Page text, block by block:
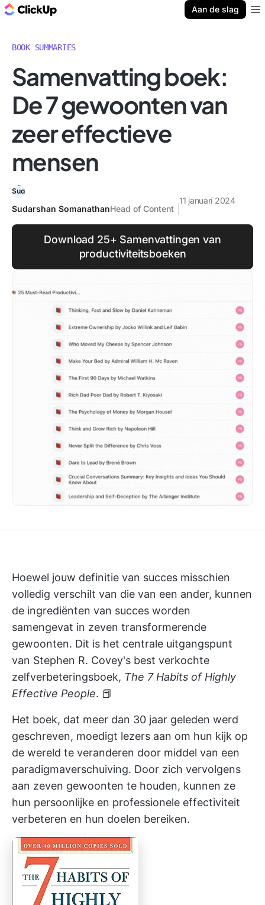
Aan de slag
BOOK SUMMARIES
Samenvatting boek:
De 7 gewoonten van
zeer effectieve
mensen
Sudarshan SomanathanHead of Content
11 januari 2024
Download 25+ Samenvattingen van
productiviteitsboeken
Hoewel jouw definitie van succes misschien
volledig verschilt van die van een ander, kunnen
de ingrediënten van succes worden
samengevat in zeven transformerende
gewoonten. Dit is het centrale uitgangspunt
van Stephen R. Covey's best verkochte
zelfverbeteringsboek, The 7 Habits of Highly
Effective People. 📕
Het boek, dat meer dan 30 jaar geleden werd
geschreven, moedigt lezers aan om hun kijk op
de wereld te veranderen door middel van een
paradigmaverschuiving. Door zich vervolgens
aan zeven gewoonten te houden, kunnen ze
hun persoonlijke en professionele effectiviteit
verbeteren en hun doelen bereiken.